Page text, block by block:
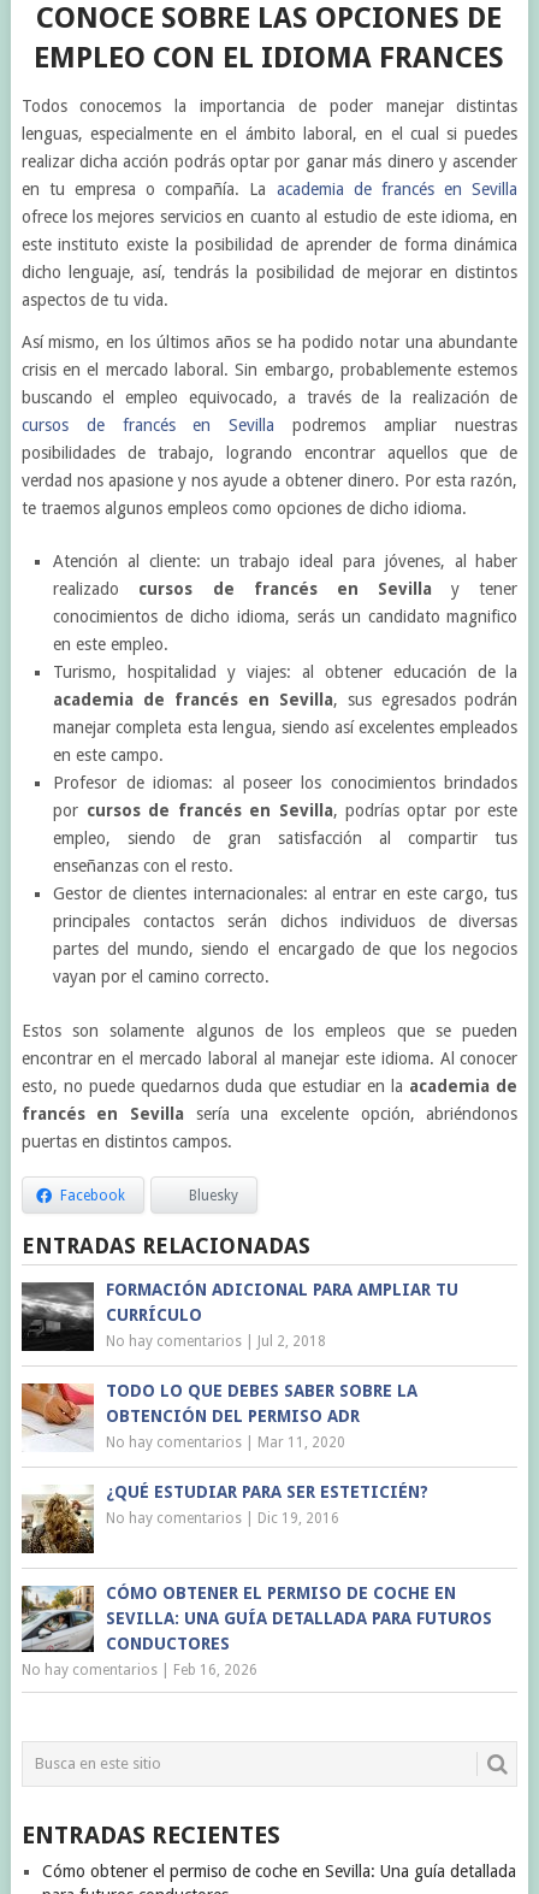
CONOCE SOBRE LAS OPCIONES DE
EMPLEO CON EL IDIOMA FRANCES
Todos conocemos la importancia de poder manejar distintas
lenguas, especialmente en el ámbito laboral, en el cual si puedes
realizar dicha acción podrás optar por ganar más dinero y ascender
en tu empresa o compañía. La academia de francés en Sevilla
ofrece los mejores servicios en cuanto al estudio de este idioma, en
este instituto existe la posibilidad de aprender de forma dinámica
dicho lenguaje, así, tendrás la posibilidad de mejorar en distintos
aspectos de tu vida.
Así mismo, en los últimos años se ha podido notar una abundante
crisis en el mercado laboral. Sin embargo, probablemente estemos
buscando el empleo equivocado, a través de la realización de
cursos de francés en Sevilla podremos ampliar nuestras
posibilidades de trabajo, logrando encontrar aquellos que de
verdad nos apasione y nos ayude a obtener dinero. Por esta razón,
te traemos algunos empleos como opciones de dicho idioma.
Atención al cliente: un trabajo ideal para jóvenes, al haber
realizado cursos de francés en Sevilla y tener
conocimientos de dicho idioma, serás un candidato magnifico
en este empleo.
Turismo, hospitalidad y viajes: al obtener educación de la
academia de francés en Sevilla, sus egresados podrán
manejar completa esta lengua, siendo así excelentes empleados
en este campo.
Profesor de idiomas: al poseer los conocimientos brindados
por cursos de francés en Sevilla, podrías optar por este
empleo, siendo de gran satisfacción al compartir tus
enseñanzas con el resto.
Gestor de clientes internacionales: al entrar en este cargo, tus
principales contactos serán dichos individuos de diversas
partes del mundo, siendo el encargado de que los negocios
vayan por el camino correcto.
Estos son solamente algunos de los empleos que se pueden
encontrar en el mercado laboral al manejar este idioma. Al conocer
esto, no puede quedarnos duda que estudiar en la academia de
francés en Sevilla sería una excelente opción, abriéndonos
puertas en distintos campos.
Facebook Bluesky
ENTRADAS RELACIONADAS
FORMACIÓN ADICIONAL PARA AMPLIAR TU
CURRÍCULO
No hay comentarios| Jul 2, 2018
TODO LO QUE DEBES SABER SOBRE LA
OBTENCIÓN DEL PERMISO ADR
No hay comentarios| Mar 11, 2020
¿QUÉ ESTUDIAR PARA SER ESTETICIÉN?
No hay comentarios| Dic 19, 2016
CÓMO OBTENER EL PERMISO DE COCHE EN
SEVILLA: UNA GUÍA DETALLADA PARA FUTUROS
CONDUCTORES
No hay comentarios| Feb 16, 2026
ENTRADAS RECIENTES
Cómo obtener el permiso de coche en Sevilla: Una guía detallada